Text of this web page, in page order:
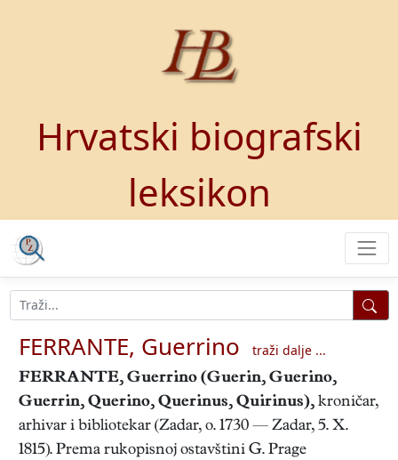
Hrvatski biografski
leksikon
FERRANTE, Guerrino
traži dalje ...
FERRANTE, Guerrino (Guerin, Guerino,
Guerrin, Querino, Querinus, Quirinus), kroničar,
arhivar i bibliotekar (Zadar, o. 1730 — Zadar, 5. X.
1815). Prema rukopisnoj ostavštini G. Prage